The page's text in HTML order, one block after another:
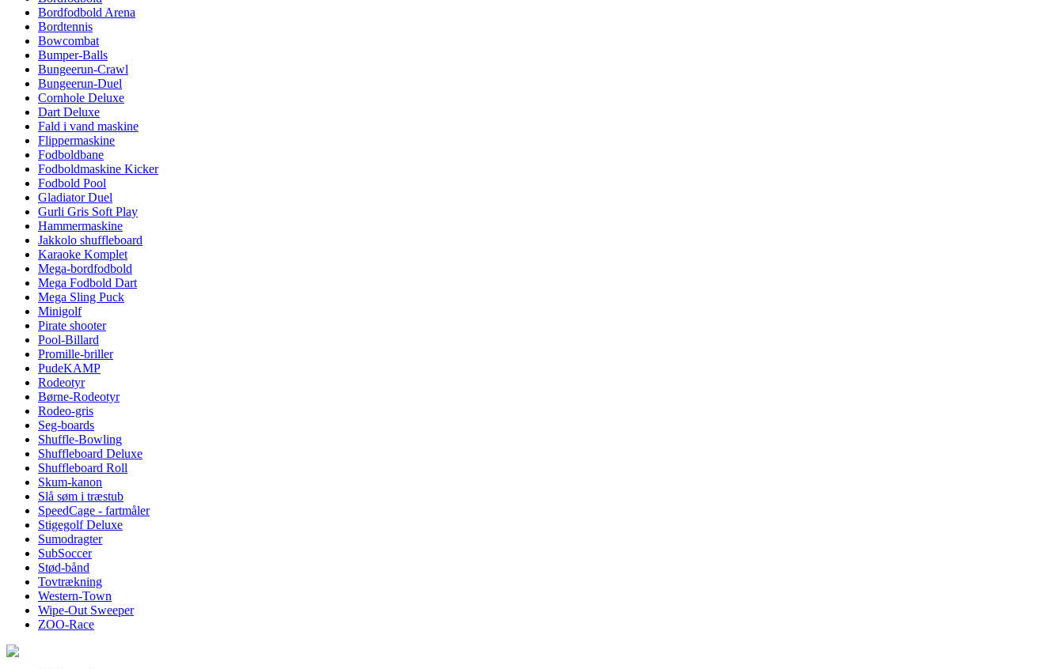
Bordfodbold Arena
Bordtennis
Bowcombat
Bumper-Balls
Bungeerun-Crawl
Bungeerun-Duel
Cornhole Deluxe
Dart Deluxe
Fald i vand maskine
Flippermaskine
Fodboldbane
Fodboldmaskine Kicker
Fodbold Pool
Gladiator Duel
Gurli Gris Soft Play
Hammermaskine
Jakkolo shuffleboard
Karaoke Komplet
Mega-bordfodbold
Mega Fodbold Dart
Mega Sling Puck
Minigolf
Pirate shooter
Pool-Billard
Promille-briller
PudeKAMP
Rodeotyr
Børne-Rodeotyr
Rodeo-gris
Seg-boards
Shuffle-Bowling
Shuffleboard Deluxe
Shuffleboard Roll
Skum-kanon
Slå søm i træstub
SpeedCage - fartmåler
Stigegolf Deluxe
Sumodragter
SubSoccer
Stød-bånd
Tovtrækning
Western-Town
Wipe-Out Sweeper
ZOO-Race